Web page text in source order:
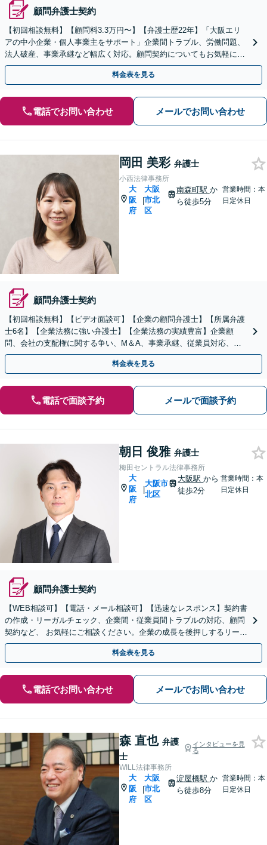
顧問弁護士契約
【初回相談無料】【顧問料3.3万円〜】【弁護士歴22年】「大阪エリ
アの中小企業・個人事業主をサポート」企業間トラブル、労働問題、
法人破産、事業承継など幅広く対応。顧問契約についてもお気軽にご
相談ください。【完全個室】【北浜駅徒歩10分】
料金表を見る
電話でお問い合わせ メールでお問い合わせ
岡田 美彩 弁護士
小西法律事務所
大
阪
府
|
大阪
市北
区
南森町駅 か
ら徒歩5分
営業時間：本
日定休日
顧問弁護士契約
【初回相談無料】【ビデオ面談可】【企業の顧問弁護士】【所属弁護
士6名】【企業法務に強い弁護士】【企業法務の実績豊富】企業顧
問、会社の支配権に関する争い、M＆A、事業承継、従業員対応、取
引先とトラブル、債権回収等につき豊富な対応実績
料金表を見る
電話で面談予約 メールで面談予約
朝日 俊雅 弁護士
梅田セントラル法律事務所
大
阪
府
|
大阪市
北区
大阪駅から
徒歩2分
営業時間：本
日定休日
顧問弁護士契約
【WEB相談可】【電話・メール相談可】【迅速なレスポンス】契約書
の作成・リーガルチェック、企業間・従業員間トラブルの対応、顧問
契約など、 お気軽にご相談ください。企業の成長を後押しするリーガ
ルサービスを提供いたします【大阪駅2分】
料金表を見る
電話でお問い合わせ メールでお問い合わせ
森 直也 弁護
士
インタビューを見
る
WILL法律事務所
大
阪
府
|
大阪
市北
区
淀屋橋駅 か
ら徒歩8分
営業時間：本
日定休日